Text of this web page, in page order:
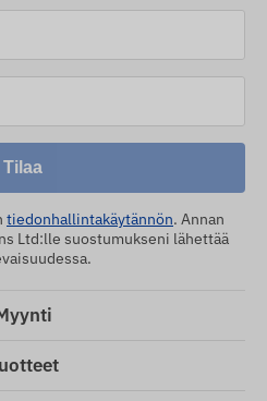
Tilaa
tiedonhallintakäytännön. Annan
Ltd:lle suostumukseni lähettää